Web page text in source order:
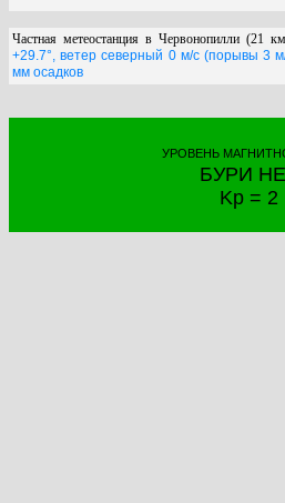
Частная метеостанция в Червонопилли (21
+29.7°, ветер северный 0 м/с (порывы 3
мм осадков
УРОВЕНЬ
БУРИ
Kp = 2